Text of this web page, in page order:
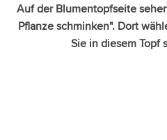
Auf der Blumentopfseite
Pflanze schminken". Dort
Sie in diesem Topf